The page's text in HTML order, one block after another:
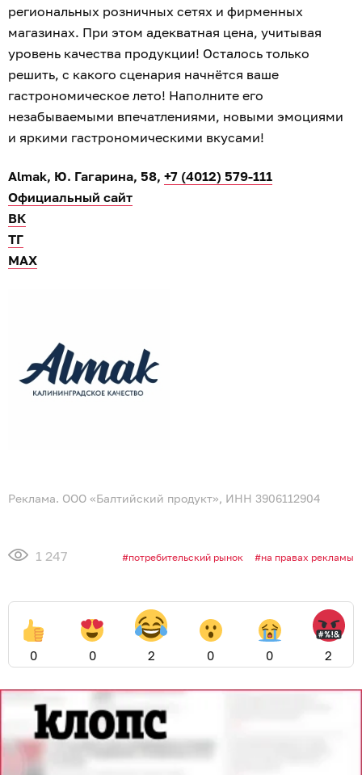
региональных розничных сетях и фирменных
магазинах. При этом адекватная цена, учитывая
уровень качества продукции! Осталось только
решить, с какого сценария начнётся ваше
гастрономическое лето! Наполните его
незабываемыми впечатлениями, новыми эмоциями
и яркими гастрономическими вкусами!
Almak, Ю. Гагарина, 58, +7 (4012) 579-111
Официальный сайт
ВК
ТГ
МАХ
Реклама. ООО «Балтийский продукт», ИНН 3906112904
1 247 потребительский рынок на правах рекламы
0 0 2 0 0 2